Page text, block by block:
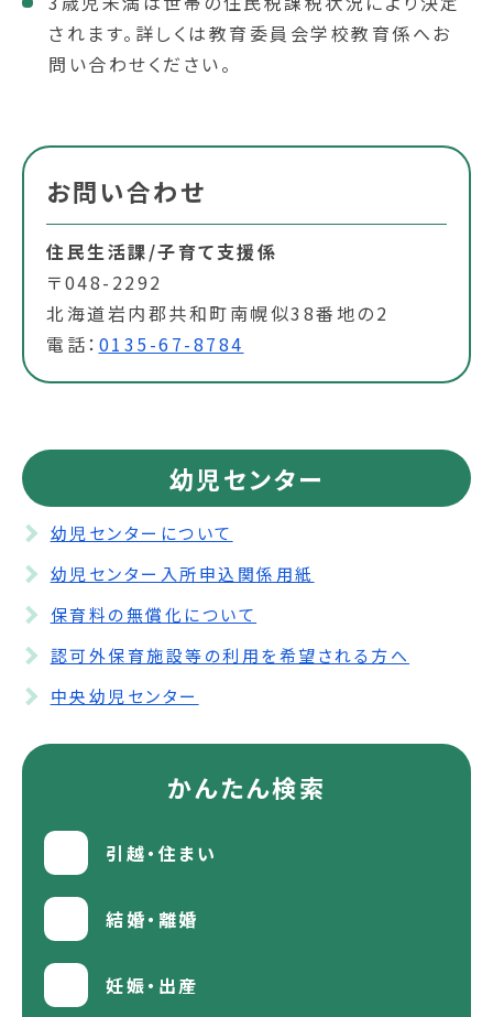
されます。詳しくは教育委員会学校教育係へお
問い合わせください。
お問い合わせ
住民生活課/子育て支援係
〒048-2292
北海道岩内郡共和町南幌似38番地の2
電話： 0135-67-8784
幼児センター
幼児センターについて
幼児センター入所申込関係用紙
保育料の無償化について
認可外保育施設等の利用を希望される方へ
中央幼児センター
かんたん検索
引越・住まい
結婚・離婚
妊娠・出産